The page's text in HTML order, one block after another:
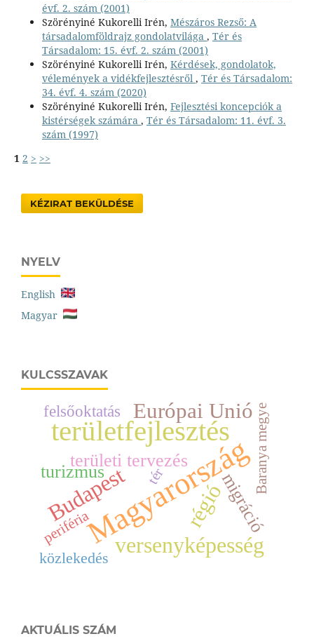
évf. 2. szám (2001)
Szörényiné Kukorelli Irén, Mészáros Rezső: A
társadalomföldrajz gondolatvilága , Tér és
Társadalom: 15. évf. 2. szám (2001)
Szörényiné Kukorelli Irén, Kérdések, gondolatok,
vélemények a vidékfejlesztésről , Tér és Társadalom:
34. évf. 4. szám (2020)
Szörényiné Kukorelli Irén, Fejlesztési koncepciók a
kistérségek számára , Tér és Társadalom: 11. évf. 3.
szám (1997)
1 2 > >>
KÉZIRAT BEKÜLDÉSE
NYELV
English
Magyar
KULCSSZAVAK
Magyarország
területfejlesztés
versenyképesség
Budapest
Európai Unió
régió
területi tervezés
migráció
turizmus
felsőoktatás
közlekedés
Baranya megye
tér
periféria
AKTUÁLIS SZÁM